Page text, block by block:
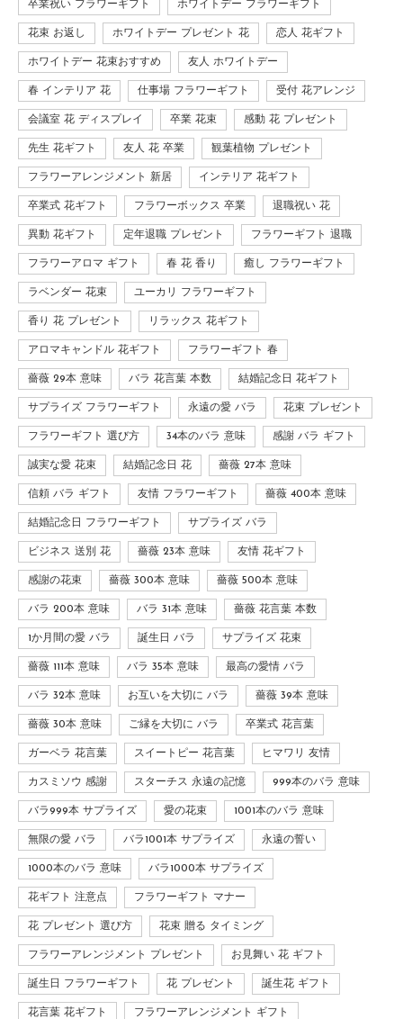
卒業祝い フラワーギフト ホワイトデー フラワーギフト
花束 お返し ホワイトデー プレゼント 花 恋人 花ギフト
ホワイトデー 花束おすすめ 友人 ホワイトデー
春 インテリア 花 仕事場 フラワーギフト 受付 花アレンジ
会議室 花 ディスプレイ 卒業 花束 感動 花 プレゼント
先生 花ギフト 友人 花 卒業 観葉植物 プレゼント
フラワーアレンジメント 新居 インテリア 花ギフト
卒業式 花ギフト フラワーボックス 卒業 退職祝い 花
異動 花ギフト 定年退職 プレゼント フラワーギフト 退職
フラワーアロマ ギフト 春 花 香り 癒し フラワーギフト
ラベンダー 花束 ユーカリ フラワーギフト
香り 花 プレゼント リラックス 花ギフト
アロマキャンドル 花ギフト フラワーギフト 春
薔薇 29本 意味 バラ 花言葉 本数 結婚記念日 花ギフト
サプライズ フラワーギフト 永遠の愛 バラ 花束 プレゼント
フラワーギフト 選び方 34本のバラ 意味 感謝 バラ ギフト
誠実な愛 花束 結婚記念日 花 薔薇 27本 意味
信頼 バラ ギフト 友情 フラワーギフト 薔薇 400本 意味
結婚記念日 フラワーギフト サプライズ バラ
ビジネス 送別 花 薔薇 23本 意味 友情 花ギフト
感謝の花束 薔薇 300本 意味 薔薇 500本 意味
バラ 200本 意味 バラ 31本 意味 薔薇 花言葉 本数
1か月間の愛 バラ 誕生日 バラ サプライズ 花束
薔薇 111本 意味 バラ 35本 意味 最高の愛情 バラ
バラ 32本 意味 お互いを大切に バラ 薔薇 39本 意味
薔薇 30本 意味 ご縁を大切に バラ 卒業式 花言葉
ガーベラ 花言葉 スイートピー 花言葉 ヒマワリ 友情
カスミソウ 感謝 スターチス 永遠の記憶 999本のバラ 意味
バラ999本 サプライズ 愛の花束 1001本のバラ 意味
無限の愛 バラ バラ1001本 サプライズ 永遠の誓い
1000本のバラ 意味 バラ1000本 サプライズ
花ギフト 注意点 フラワーギフト マナー
花 プレゼント 選び方 花束 贈る タイミング
フラワーアレンジメント プレゼント お見舞い 花 ギフト
誕生日 フラワーギフト 花 プレゼント 誕生花 ギフト
花言葉 花ギフト フラワーアレンジメント ギフト